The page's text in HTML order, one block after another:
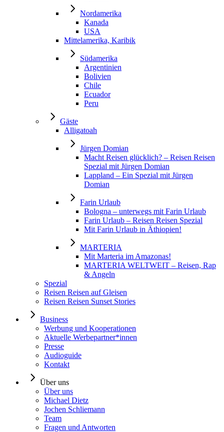
Nordamerika
Kanada
USA
Mittelamerika, Karibik
Südamerika
Argentinien
Bolivien
Chile
Ecuador
Peru
Gäste
Alligatoah
Jürgen Domian
Macht Reisen glücklich? – Reisen Reisen
Spezial mit Jürgen Domian
Lappland – Ein Spezial mit Jürgen
Domian
Farin Urlaub
Bologna – unterwegs mit Farin Urlaub
Farin Urlaub – Reisen Reisen Spezial
Mit Farin Urlaub in Äthiopien!
MARTERIA
Mit Marteria im Amazonas!
MARTERIA WELTWEIT – Reisen, Rap
& Angeln
Spezial
Reisen Reisen auf Gleisen
Reisen Reisen Sunset Stories
Business
Werbung und Kooperationen
Aktuelle Werbepartner*innen
Presse
Audioguide
Kontakt
Über uns
Über uns
Michael Dietz
Jochen Schliemann
Team
Fragen und Antworten